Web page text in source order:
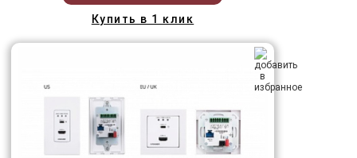
Купить в 1 клик